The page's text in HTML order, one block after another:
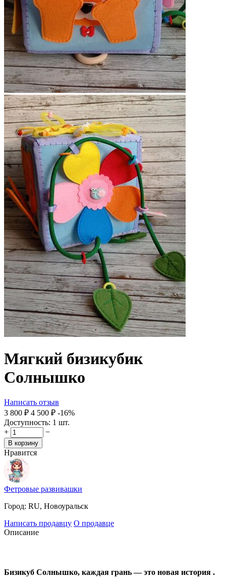
Мягкий бизикубик
Солнышко
Написать отзыв
3 800 ₽ 4 500 ₽ -16%
Доступность: 1 шт.
+
−
В корзину
Нравится
Фетровые развивашки
Город: RU, Новоуральск
Написать продавцу О продавце
Описание
Бизикуб Солнышко, каждая грань — это новая история .